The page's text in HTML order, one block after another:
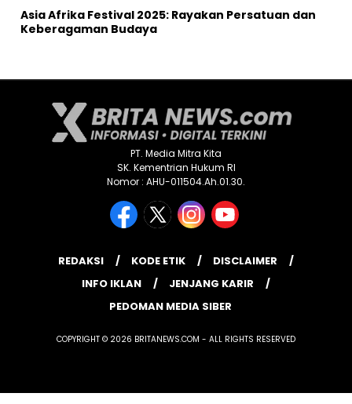
Asia Afrika Festival 2025: Rayakan Persatuan dan
Keberagaman Budaya
PT. Media Mitra Kita
SK. Kementrian Hukum RI
Nomor : AHU-011504.Ah.01.30.
REDAKSI KODE ETIK
DISCLAIMER
INFO IKLAN
JENJANG KARIR
PEDOMAN MEDIA SIBER
COPYRIGHT © 2026 BRITANEWS.COM - ALL RIGHTS RESERVED